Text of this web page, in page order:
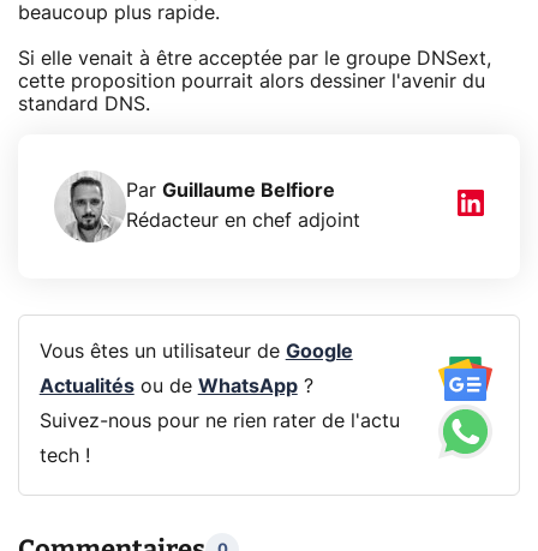
beaucoup plus rapide.
Si elle venait à être acceptée par le groupe DNSext,
cette proposition pourrait alors dessiner l'avenir du
standard DNS.
Par Guillaume Belfiore
Rédacteur en chef adjoint
Vous êtes un utilisateur de Google
Actualitésou de WhatsApp?
Suivez-nous pour ne rien rater de l'actu
tech !